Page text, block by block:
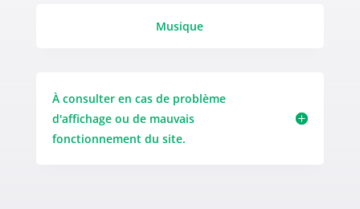
Musique
À consulter en cas de problème
d'affichage ou de mauvais
fonctionnement du site.